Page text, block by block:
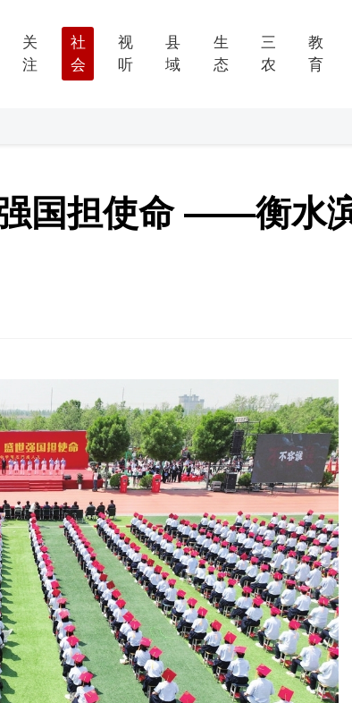
关
注
社
会
视
听
县
域
生
态
三
农
教
育
国担使命 ——衡水